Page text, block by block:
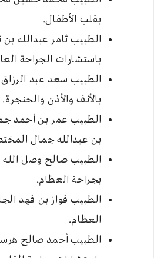
بقلب الأطفال.
الطبيب ثامر عبدالله
باستشارات الجراحة
الطبيب سعد عبد
بالأنف والأذن والحنجرة.
الطبيب عمر بن أحمد
بن عبدالله جمال
الطبيب صالح وصل
بجراحة العظام.
الطبيب فواز بن فهد
العظام.
الطبيب أحمد صالح